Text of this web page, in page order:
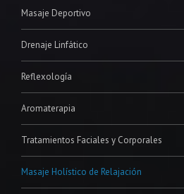
Masaje Deportivo
Drenaje Linfático
Reflexología
Aromaterapia
Tratamientos Faciales y Corporales
Masaje Holístico de Relajación